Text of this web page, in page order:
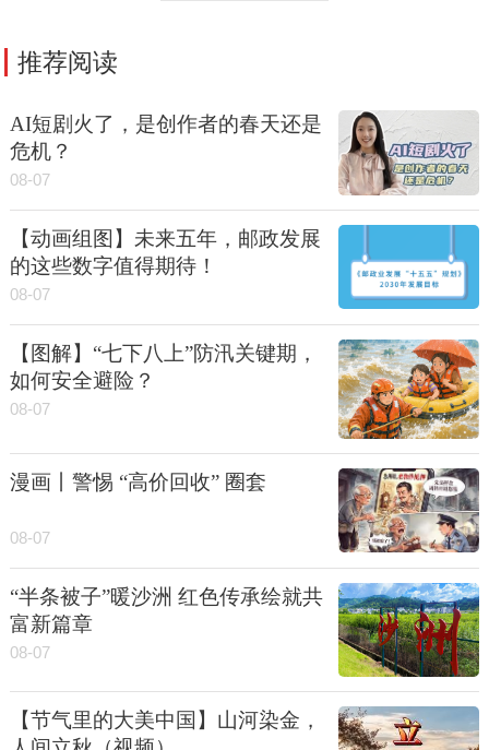
推荐阅读
AI短剧火了，是创作者的春天还是
危机？
08-07
【动画组图】未来五年，邮政发展
的这些数字值得期待！
08-07
【图解】“七下八上”防汛关键期，
如何安全避险？
08-07
漫画丨警惕 “高价回收” 圈套
08-07
“半条被子”暖沙洲 红色传承绘就共
富新篇章
08-07
【节气里的大美中国】山河染金，